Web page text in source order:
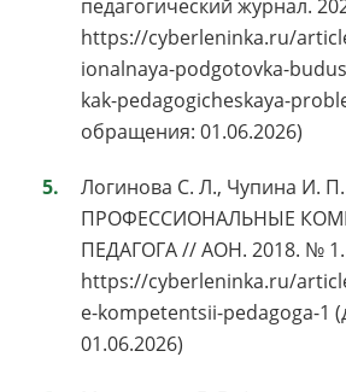
педагогический журнал.
https://cyberleninka.ru/
ionalnaya-podgotovka-
kak-pedagogicheskaya-
обращения: 01.06.2026)
Логинова С. Л., Чупина И. П.
ПРОФЕССИОНАЛЬНЫЕ
ПЕДАГОГА // АОН. 2018. № 1.
https://cyberleninka.ru/
e-kompetentsii-pedagoga-1
01.06.2026)